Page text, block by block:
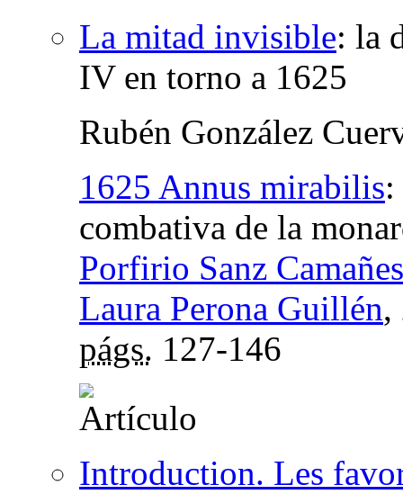
La mitad invisible: la
IV en torno a 1625
Rubén González
1625 Annus mirabilis:
combativa de la
Porfirio Sanz Camañes
Laura Perona Guillén,
págs. 127-146
Introduction. Les